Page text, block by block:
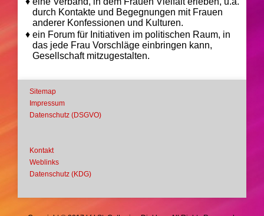
durch Kontakte und Begegnungen mit Frauen
anderer Konfessionen und Kulturen.
♦ ein Forum für Initiativen im politischen Raum, in
das jede Frau Vorschläge einbringen kann,
Gesellschaft mitzugestalten.
Sitemap
Impressum
Datenschutz (DSGVO)
Kontakt
Weblinks
Datenschutz (KDG)